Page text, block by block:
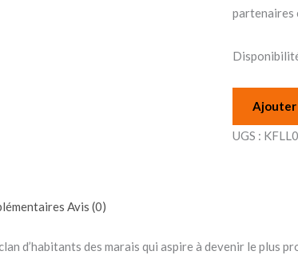
partenaires
Ajouter
UGS :
Avis (0)
d’habitants des marais qui aspire à devenir le plus